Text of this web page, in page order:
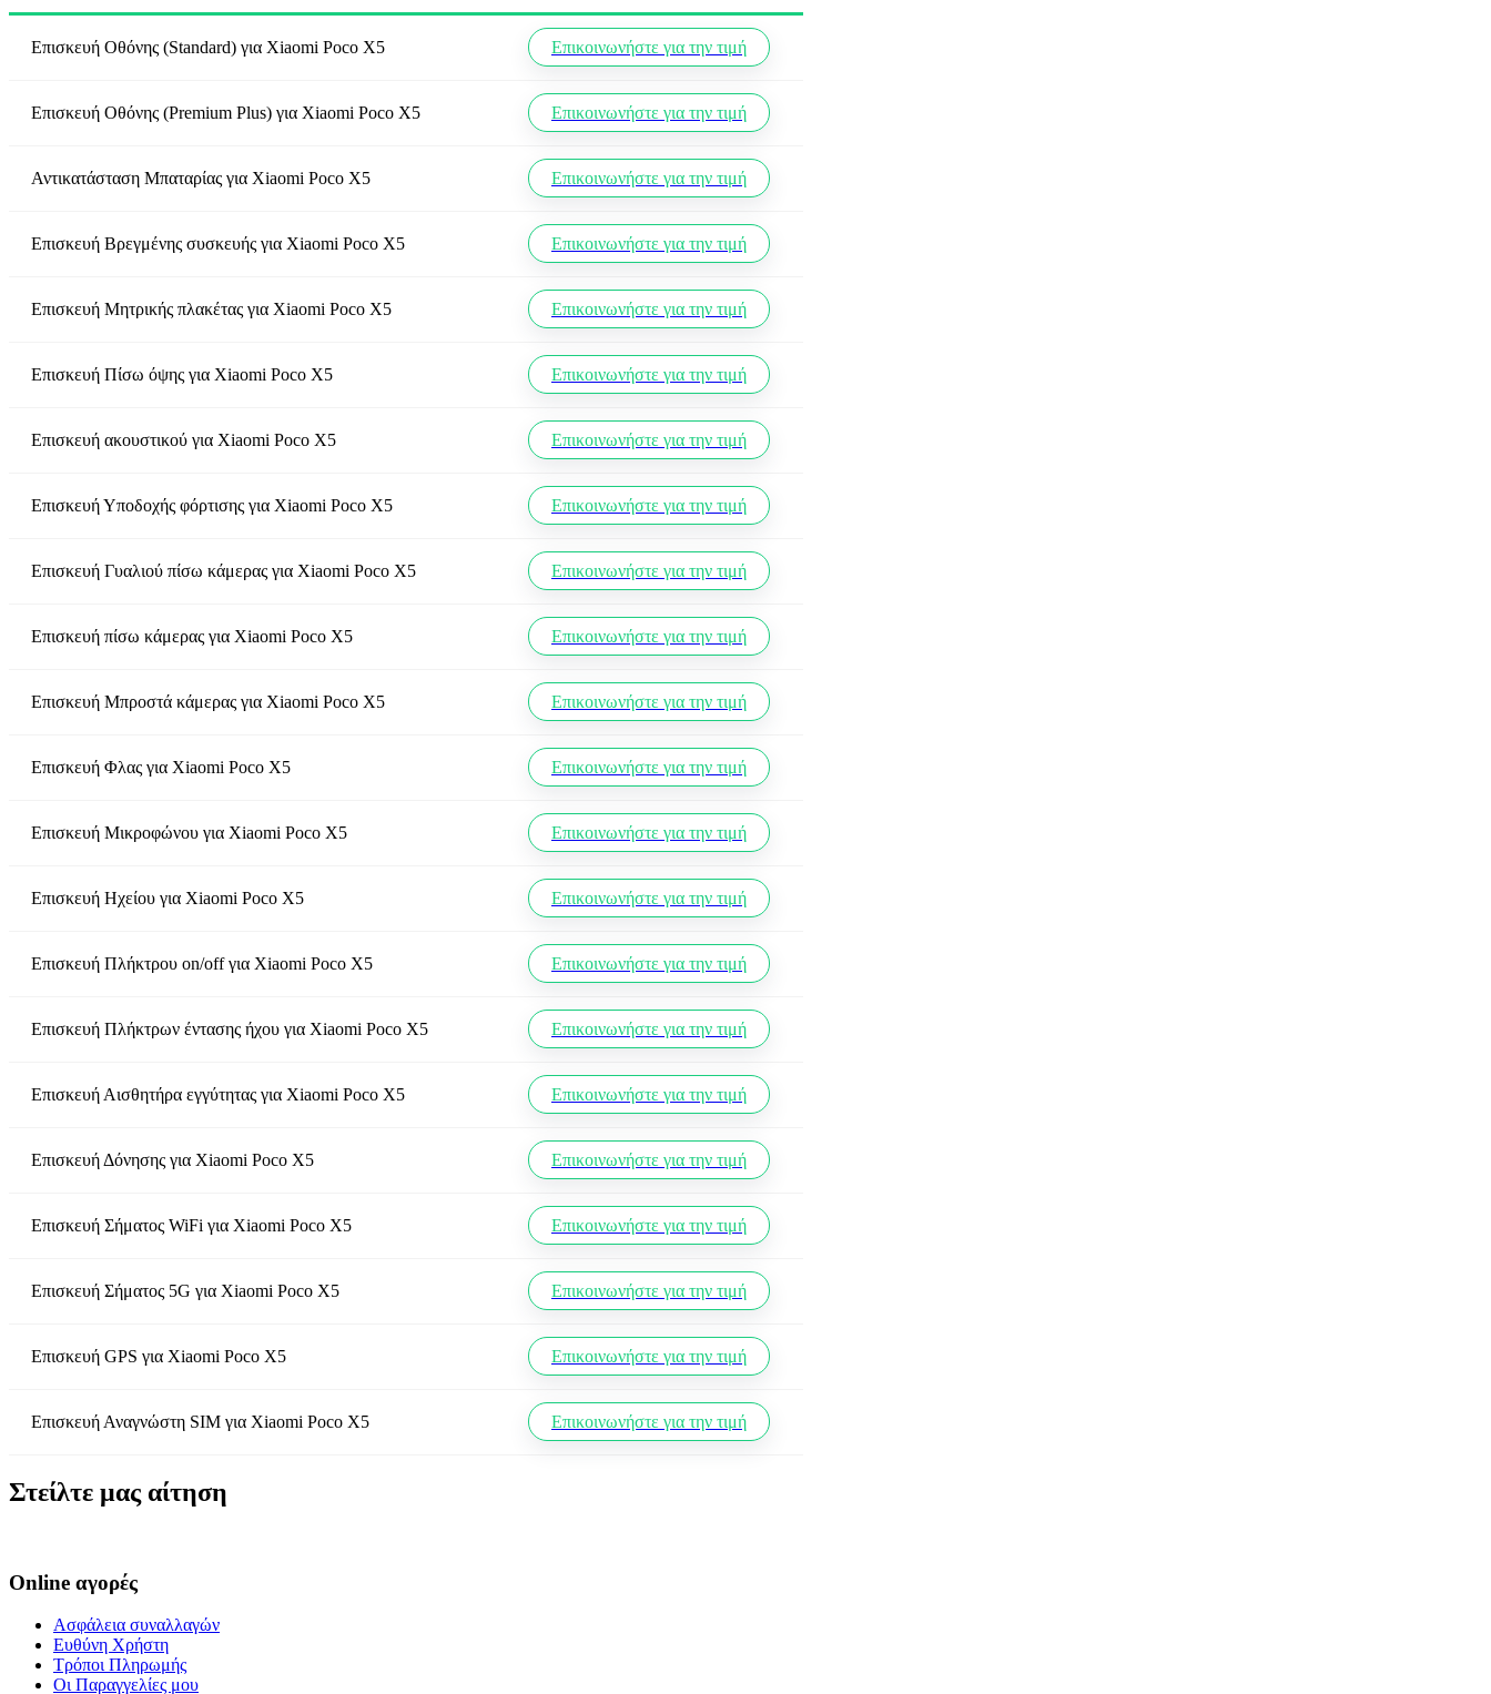
Επισκευή Οθόνης (Standard) για Xiaomi Poco X5 Επικοινωνήστε για την τιμή
Επισκευή Οθόνης (Premium Plus) για Xiaomi Poco X5 Επικοινωνήστε για την τιμή
Αντικατάσταση Μπαταρίας για Xiaomi Poco X5 Επικοινωνήστε για την τιμή
Επισκευή Βρεγμένης συσκευής για Xiaomi Poco X5 Επικοινωνήστε για την τιμή
Επισκευή Μητρικής πλακέτας για Xiaomi Poco X5 Επικοινωνήστε για την τιμή
Επισκευή Πίσω όψης για Xiaomi Poco X5 Επικοινωνήστε για την τιμή
Επισκευή ακουστικού για Xiaomi Poco X5 Επικοινωνήστε για την τιμή
Επισκευή Υποδοχής φόρτισης για Xiaomi Poco X5 Επικοινωνήστε για την τιμή
Επισκευή Γυαλιού πίσω κάμερας για Xiaomi Poco X5 Επικοινωνήστε για την τιμή
Επισκευή πίσω κάμερας για Xiaomi Poco X5 Επικοινωνήστε για την τιμή
Επισκευή Μπροστά κάμερας για Xiaomi Poco X5 Επικοινωνήστε για την τιμή
Επισκευή Φλας για Xiaomi Poco X5 Επικοινωνήστε για την τιμή
Επισκευή Μικροφώνου για Xiaomi Poco X5 Επικοινωνήστε για την τιμή
Επισκευή Ηχείου για Xiaomi Poco X5 Επικοινωνήστε για την τιμή
Επισκευή Πλήκτρου on/offγια Xiaomi Poco X5 Επικοινωνήστε για την τιμή
Επισκευή Πλήκτρων έντασης ήχου για Xiaomi Poco X5 Επικοινωνήστε για την τιμή
Επισκευή Αισθητήρα εγγύτητας για Xiaomi Poco X5 Επικοινωνήστε για την τιμή
Επισκευή Δόνησης για Xiaomi Poco X5 Επικοινωνήστε για την τιμή
Επισκευή Σήματος WiFi για Xiaomi Poco X5 Επικοινωνήστε για την τιμή
Επισκευή Σήματος 5G για Xiaomi Poco X5 Επικοινωνήστε για την τιμή
Επισκευή GPS για Xiaomi Poco X5 Επικοινωνήστε για την τιμή
Επισκευή Αναγνώστη SIM για Xiaomi Poco X5 Επικοινωνήστε για την τιμή
Στείλτε μας αίτηση
Online αγορές
Ασφάλεια συναλλαγών
Ευθύνη Χρήστη
Τρόποι Πληρωμής
Οι Παραγγελίες μου